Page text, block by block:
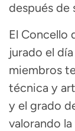
después de
El Concello
jurado el
miembros
técnica y
y el grado
valorando